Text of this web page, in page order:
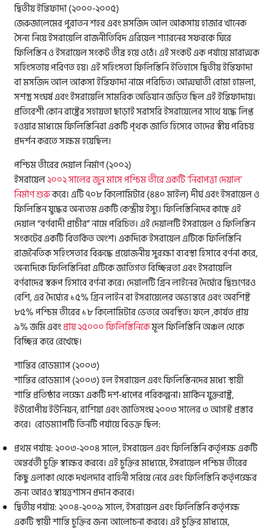
দ্বিতীয় ইন্তিফাদা (২০০০-২০০৫)
জেরুজালেমের পুরাতন শহর এবং মসজিদ আল আকসায় হাজার খানেক
সৈন্য নিয়ে ইসরায়েলি রাজনীতিবিদ এরিয়েল শ্যারনের সফরকে ঘিরে
ফিলিস্তিন ও ইসরায়েল সংকট তীব্র হয়ে ওঠে। এই সংকট এক পর্যায়ে মারাত্মক
সহিংসতায় পরিণত হয়। এই সহিংসতা ফিলিস্তিনি ইতিহাসে দ্বিতীয় ইন্তিফাদা
বা মসজিদ আল আকসা ইন্তিফাদা নামে পরিচিত। আত্মঘাতী বোমা হামলা,
সশস্ত্র সংঘর্ষ এবং ইসরায়েলি সামরিক অভিযান জড়িত ছিল এই ইন্তিফাদায়।
প্রতিবেশী কোন রাষ্ট্রের সহায়তা ছাড়াই সরাসরি ইসরায়েলের সাথে যদ্ধে লিপ্ত
হওয়ার মাধ্যমে ফিলিস্তিনিরা একটি পৃথক জাতি হিসেবে তাদের স্বীয় পরিচয়
প্রদর্শন করতে সক্ষম হয়েছিল।
পশ্চিম তীরের দেয়াল নির্মাণ (২০০২)
ইসরায়েল২০০২ সালের জুন মাসে পশ্চিম তীরে একটি ‘নিরাপত্তা দেয়াল’
নির্মাণ শুরুকরে। এটি ৭০৮ কিলোমিটার (৪৪০ মাইল) দীর্ঘ এবং ইসরায়েল ও
ফিলিস্তিন যুদ্ধের অন্যতম একটি কেন্দ্রীয় ইস্যু। ফিলিস্তিনিদের কাছে এই
দেয়াল “বর্ণবাদী প্রাচীর” নামে পরিচিত। এই দেয়ালটি ইসরায়েল ও ফিলিস্তিন
সংকটের একটি বিতর্কিত অংশ। একদিকে ইসরায়েল এটিকে ফিলিস্তিনি
রাজনৈতিক সহিংসতার বিরুদ্ধে প্রয়োজনীয় সুরক্ষা ব্যবস্থা হিসাবে বর্ণনা করে,
অন্যদিকে ফিলিস্তিনিরা এটিকে জাতিগত বিচ্ছিন্নতা এবং ইসরায়েলি
বর্ণবাদের স্বরূপ হিসাবে বর্ণনা করে। দেয়ালটি গ্রিন লাইনের দৈর্ঘ্যের দ্বিগুণেরও
বেশি, এর দৈর্ঘ্যের ১৫% গ্রিন লাইন বা ইসরায়েলের অভ্যন্তরে এবং অবশিষ্ট
৮৫% পশ্চিম তীরের ১৮ কিলোমিটার ভেতরে অবস্থিত। ফলে ,কার্যত প্রায়
৯% জমি এবংপ্রায় ২৫০০০ ফিলিস্তিনিকেমূল ফিলিস্তিনি অঞ্চল থেকে
বিচ্ছিন্ন করে রেখেছে।
শান্তির রোডম্যাপ (২০০৩)
শান্তির রোডম্যাপ (২০০৩) হল ইসরায়েল এবং ফিলিস্তিনদের মধ্যে স্থায়ী
শান্তি প্রতিষ্ঠার লক্ষ্যে একটি দশ-ধাপের পরিকল্পনা। মার্কিন যুক্তরাষ্ট্র,
ইউরোপীয় ইউনিয়ন, রাশিয়া এবং জাতিসংঘ ২০০৩ সালের ৩ আগস্ট প্রস্তাব
করে। রোডম্যাপটি তিনটি পর্যায়ে বিভক্ত ছিল:
প্রথম পর্যায়: ২০০৩-২০০৪ সালে, ইসরায়েল এবং ফিলিস্তিনি কর্তৃপক্ষ একটি
অন্তর্বর্তী চুক্তি স্বাক্ষর করবে। এই চুক্তির মাধ্যমে, ইসরায়েল পশ্চিম তীরের
কিছু এলাকা থেকে দখলদার বাহিনী সরিয়ে নেবে এবং ফিলিস্তিনি কর্তৃপক্ষের
জন্য আরও স্বায়ত্তশাসন প্রদান করবে।
দ্বিতীয় পর্যায়: ২০০৪-২০০৯ সালে, ইসরায়েল এবং ফিলিস্তিনি কর্তৃপক্ষ
একটি স্থায়ী শান্তি চুক্তির জন্য আলোচনা করবে। এই চুক্তির মাধ্যমে,